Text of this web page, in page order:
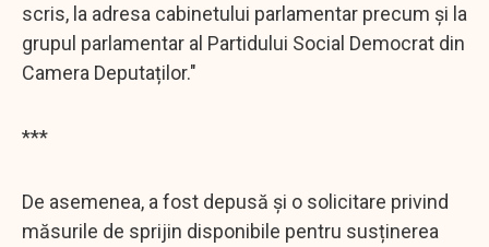
scris, la adresa cabinetului parlamentar precum și la
grupul parlamentar al Partidului Social Democrat din
Camera Deputaților."
***
De asemenea, a fost depusă şi o solicitare privind
măsurile de sprijin disponibile pentru susținerea